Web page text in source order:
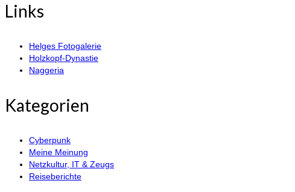
Links
Helges Fotogalerie
Holzkopf-Dynastie
Naggeria
Kategorien
Cyberpunk
Meine Meinung
Netzkultur, IT & Zeugs
Reiseberichte